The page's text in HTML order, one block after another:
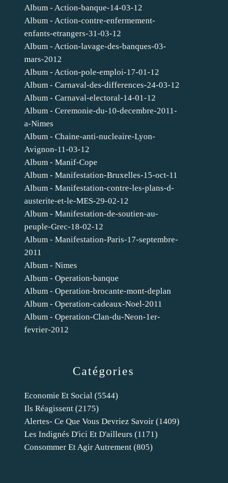
Catégories
Economie Et Social (5544)
Ils Réagissent (2175)
Alertes- Ce Que Vous Devriez Savoir (1409)
Les Indignés D'ici Et D'ailleurs (1171)
Consommer Et Agir Autrement (805)
Album - Action-banque-14-03-12
Album - Action-contre-enfermement-
enfants-etrangers-31-03-12
Album - Action-lavage-des-banques-03-
mars-2012
Album - Action-pole-emploi-17-01-12
Album - Carnaval-des-differences-24-03-12
Album - Carnaval-electoral-14-01-12
Album - Ceremonie-du-10-decembre-2011-
a-Nimes
Album - Chaine-anti-nucleaire-Lyon-
Avignon-11-03-12
Album - Manif-Cope
Album - Manifestation-Bruxelles-15-oct-11
Album - Manifestation-contre-les-plans-d-
austerite-et-le-MES-29-02-12
Album - Manifestation-de-soutien-au-
peuple-Grec-18-02-12
Album - Manifestation-Paris-17-septembre-
2011
Album - Nimes
Album - Operation-banque
Album - Operation-brocante-mont-deplan
Album - Operation-cadeaux-Noel-2011
Album - Operation-Clan-du-Neon-1er-
fevrier-2012